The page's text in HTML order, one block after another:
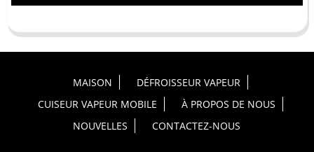
MAISON
DÉFROISSEUR VAPEUR
CUISEUR VAPEUR MOBILE
À PROPOS DE NOUS
NOUVELLES
CONTACTEZ-NOUS